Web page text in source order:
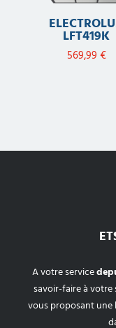
LFT419K
569,99 €
A votre service
savoir-faire à votre
vous proposant une